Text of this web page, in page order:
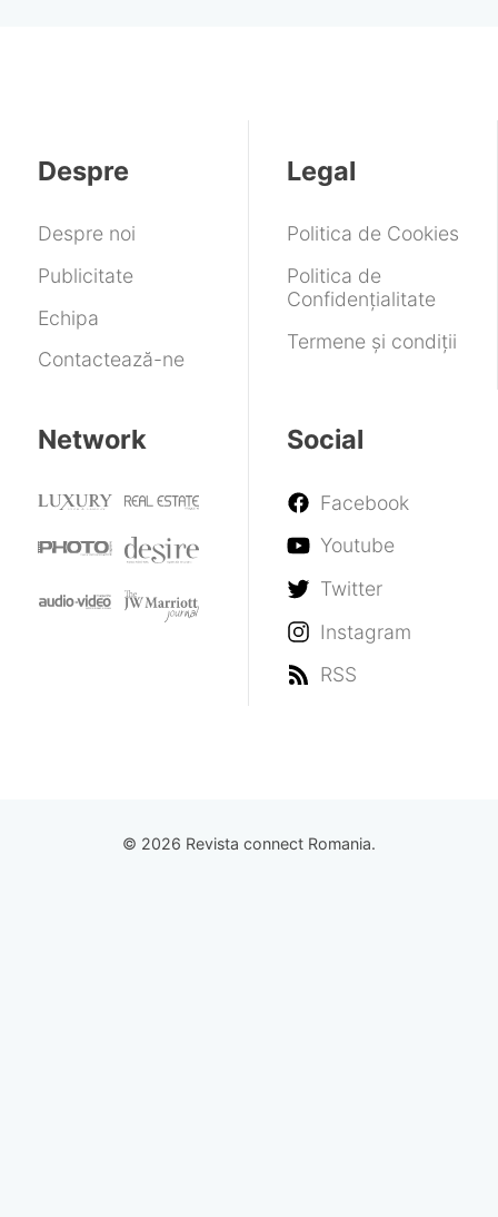
Despre
Despre noi
Publicitate
Echipa
Contactează-ne
Legal
Politica de Cookies
Politica de
Confidențialitate
Termene și condiții
Network Social
Facebook
Youtube
Twitter
Instagram
RSS
© 2026 Revista connect Romania.